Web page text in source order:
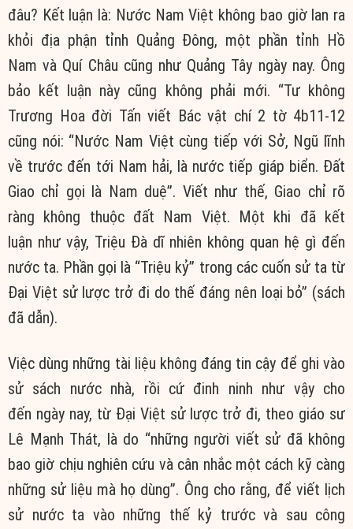
đâu? Kết luận là: Nước Nam Việt không bao giờ lan ra
khỏi địa phận tỉnh Quảng Đông, một phần tỉnh Hồ
Nam và Quí Châu cũng như Quảng Tây ngày nay. Ông
bảo kết luận này cũng không phải mới. “Tư không
Trương Hoa đời Tấn viết Bác vật chí 2 tờ 4b11-12
cũng nói: “Nước Nam Việt cùng tiếp với Sở, Ngũ lĩnh
về trước đến tới Nam hải, là nước tiếp giáp biển. Đất
Giao chỉ gọi là Nam duệ”. Viết như thế, Giao chỉ rõ
ràng không thuộc đất Nam Việt. Một khi đã kết
luận như vậy, Triệu Đà dĩ nhiên không quan hệ gì đến
nước ta. Phần gọi là “Triệu kỷ” trong các cuốn sử ta từ
Đại Việt sửlược trở đi do thế đáng nên loại bỏ” (sách
đã dẫn).
Việc dùng những tài liệu không đáng tin cậy để ghi vào
sử sách nước nhà, rồi cứ đinh ninh như vậy cho
đến ngày nay, từ Đại Việt sửlược trở đi, theo giáo sư
Lê Mạnh Thát, là do “những người viết sử đã không
bao giờ chịu nghiên cứu và cân nhắcmột cách kỹ càng
những sử liệu mà họ dùng”. Ông cho rằng, để viết lịch
sử nước ta vào những thế kỷ trước và sau công